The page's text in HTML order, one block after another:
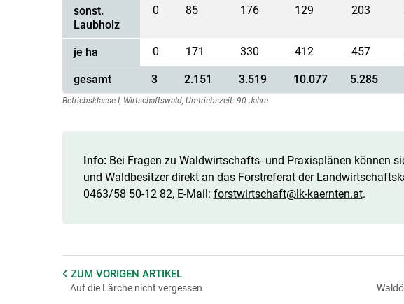
sonst.
Laubholz
0 85 176 129 203
je ha 0 171 330 412 457
gesamt 3 2.151 3.519 10.077 5.285
Betriebsklasse I, Wirtschaftswald, Umtriebszeit: 90 Jahre
Info: Bei Fragen zu Waldwirtschafts- und Praxisplänen können
und Waldbesitzer direkt an das Forstreferat der
0463/58 50-12 82, E-Mail: ­ forstwirtschaft@lk-kaernten.at.
ZUM VORIGEN ARTIKEL
Auf die Lärche nicht vergessen